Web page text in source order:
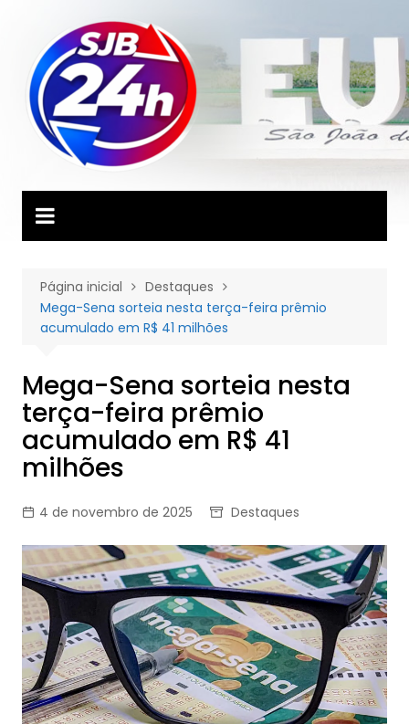
conteúdo
Página inicial
Destaques
Mega-Sena sorteia nesta terça-feira prêmio
acumulado em R$ 41 milhões
Mega-Sena sorteia nesta
terça-feira prêmio
acumulado em R$ 41
milhões
4 de novembro de 2025 Destaques